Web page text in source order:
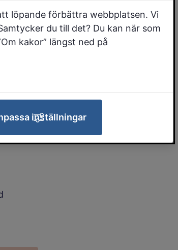
dygnet
löpande förbättra webbplatsen. Vi
du till det? Du kan när som
kakor” längst ned på
inställningar